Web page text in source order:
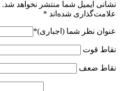
نشانی ایمیل شما منتشر نخواهد شد.
علامت‌گذاری شده‌اند *
عنوان نظر شما (اجباری)*
نقاط قوت
نقاط ضعف